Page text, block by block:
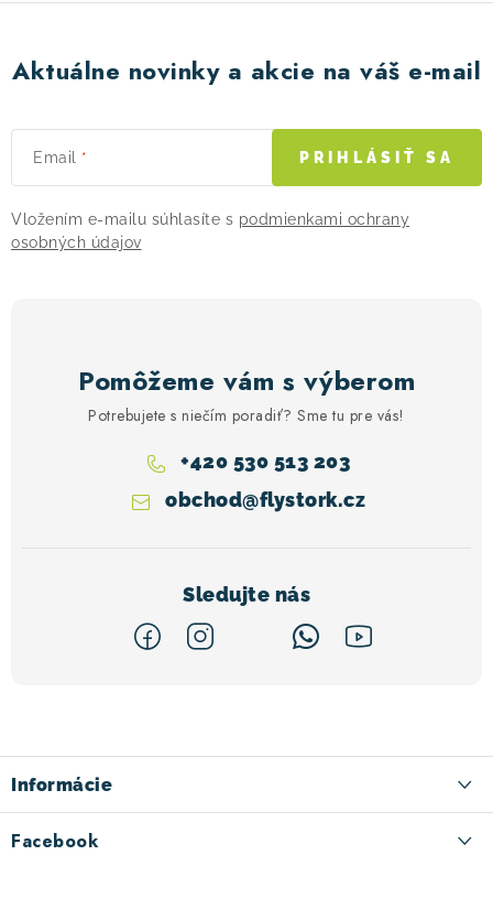
Aktuálne novinky a akcie na váš e-mail
Email
Vložením e-mailu súhlasíte s podmienkami ochrany
osobných údajov
PRIHLÁSIŤ SA
Pomôžeme vám s výberom
Potrebujete s niečím poradiť? Sme tu pre vás!
obchod@flystork.cz
+420 530 513 203
p
ä
t
Informácie
Facebook